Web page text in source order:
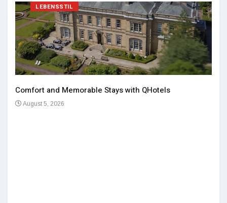
LEBENSSTIL
Comfort and Memorable Stays with QHotels
August 5, 2026